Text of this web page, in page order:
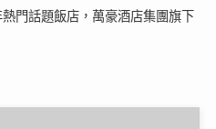
門話題飯店，萬豪酒店集團旗下